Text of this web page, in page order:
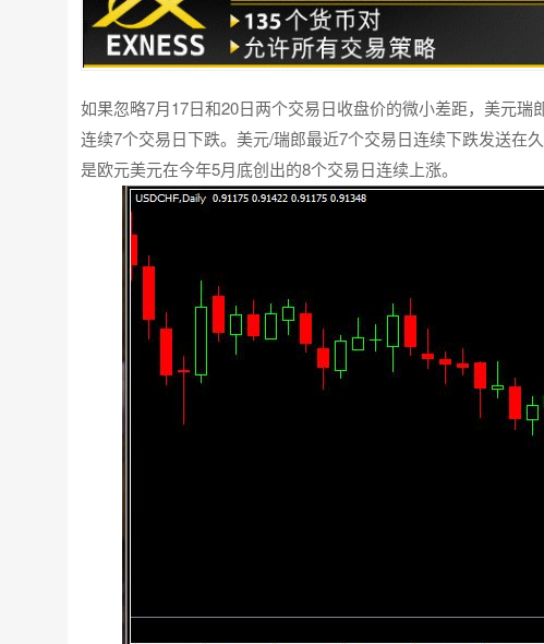
如果忽略7月17日和20日两个交易日收盘价的微小差距，美元
连续7个交易日下跌。美元/瑞郎最近7个交易日连续下跌发送在
是欧元美元在今年5月底创出的8个交易日连续上涨。